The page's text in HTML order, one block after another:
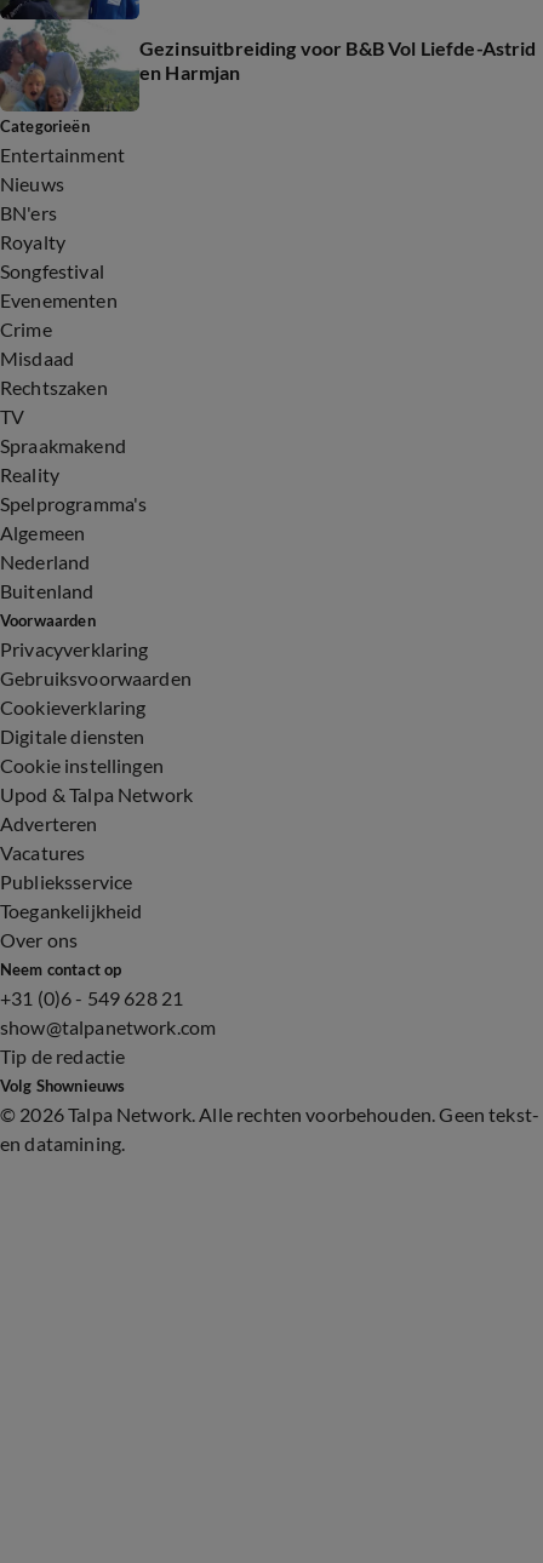
Gezinsuitbreiding voor B&B Vol Liefde-Astrid
en Harmjan
Categorieën
Entertainment
Nieuws
BN'ers
Royalty
Songfestival
Evenementen
Crime
Misdaad
Rechtszaken
TV
Spraakmakend
Reality
Spelprogramma's
Algemeen
Nederland
Buitenland
Voorwaarden
Privacyverklaring
Gebruiksvoorwaarden
Cookieverklaring
Digitale diensten
Cookie instellingen
Upod & Talpa Network
Adverteren
Vacatures
Publieksservice
Toegankelijkheid
Over ons
Neem contact op
+31 (0)6 - 549 628 21
show@talpanetwork.com
Tip de redactie
Volg Shownieuws
© 2026 Talpa Network. Alle rechten voorbehouden. Geen tekst-
en datamining.